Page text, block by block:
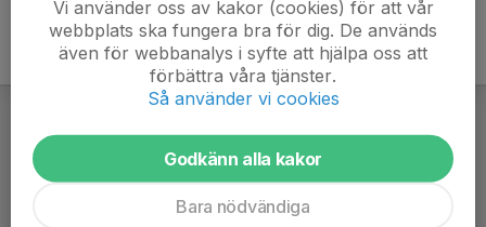
Vi använder oss av kakor (cookies) för att vår
webbplats ska fungera bra för dig. De används
även för webbanalys i syfte att hjälpa oss att
förbättra våra tjänster.
Så använder vi cookies
Godkänn alla kakor
Bara nödvändiga